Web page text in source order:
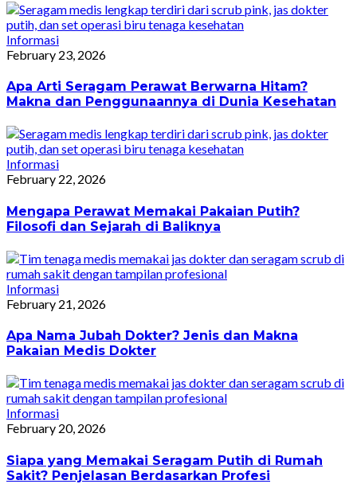
Informasi
February 23, 2026
Apa Arti Seragam Perawat Berwarna Hitam?
Makna dan Penggunaannya di Dunia Kesehatan
Informasi
February 22, 2026
Mengapa Perawat Memakai Pakaian Putih?
Filosofi dan Sejarah di Baliknya
Informasi
February 21, 2026
Apa Nama Jubah Dokter? Jenis dan Makna
Pakaian Medis Dokter
Informasi
February 20, 2026
Siapa yang Memakai Seragam Putih di Rumah
Sakit? Penjelasan Berdasarkan Profesi